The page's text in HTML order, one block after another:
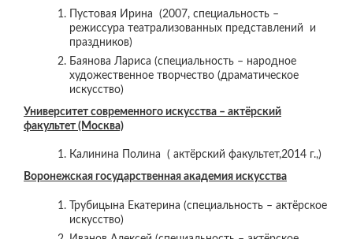
Пустовая Ирина (2007, специальность –
режиссура театрализованных представлений и
праздников)
Баянова Лариса (специальность – народное
художественное творчество (драматическое
искусство)
Университет современного искусства – актёрский
факультет (Москва)
Калинина Полина ( актёрский факультет,2014 г.,)
Воронежская государственная академия искусства
Трубицына Екатерина (специальность – актёрское
искусство)